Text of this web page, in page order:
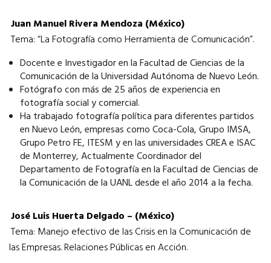
Juan Manuel Rivera Mendoza (México)
Tema: “La Fotografía como Herramienta de Comunicación”.
Docente e Investigador en la Facultad de Ciencias de la
Comunicación de la Universidad Autónoma de Nuevo León.
Fotógrafo con más de 25 años de experiencia en
fotografía social y comercial.
Ha trabajado fotografía política para diferentes partidos
en Nuevo León, empresas como Coca-Cola, Grupo IMSA,
Grupo Petro FE, ITESM y en las universidades CREA e ISAC
de Monterrey, Actualmente Coordinador del
Departamento de Fotografía en la Facultad de Ciencias de
la Comunicación de la UANL desde el año 2014 a la fecha.
José Luis Huerta Delgado – (México)
Tema: Manejo efectivo de las Crisis en la Comunicación de
las Empresas. Relaciones Públicas en Acción.